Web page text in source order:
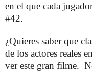
en el que cada
#42.
¿Quieres saber que
de los actores reales
ver este gran filme.